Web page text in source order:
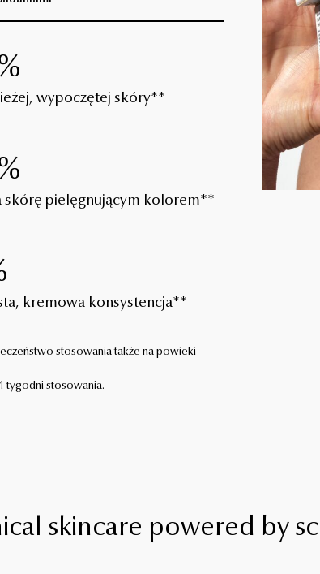
wypoczętej skóry**
skórę pielęgnującym kolorem**
kremowa konsystencja**
stosowania także na powieki –
tygodni stosowania.
skincare powered by